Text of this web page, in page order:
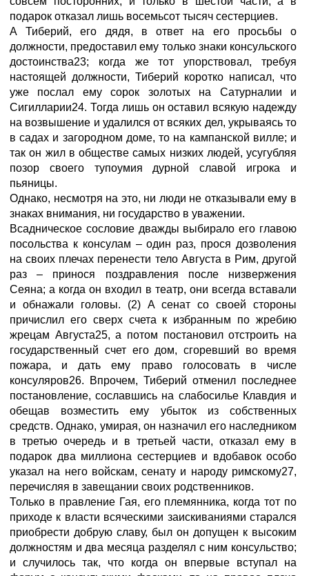
подарок отказал лишь восемьсот тысяч сестерциев.
А Тиберий, его дядя, в ответ на его просьбы о
должности, предоставил ему только знаки консульского
достоинства23; когда же тот упорствовал, требуя
настоящей должности, Тиберий коротко написал, что
уже послал ему сорок золотых на Сатурналии и
Сигилларии24. Тогда лишь он оставил всякую надежду
на возвышение и удалился от всяких дел, укрываясь то
в садах и загородном доме, то на кампанской вилле; и
так он жил в обществе самых низких людей, усугубляя
позор своего тупоумия дурной славой игрока и
пьяницы.
Однако, несмотря на это, ни люди не отказывали ему в
знаках внимания, ни государство в уважении.
Всадническое сословие дважды выбирало его главою
посольства к консулам – один раз, прося дозволения
на своих плечах перенести тело Августа в Рим, другой
раз – принося поздравления после низвержения
Сеяна; а когда он входил в театр, они всегда вставали
и обнажали головы. (2) А сенат со своей стороны
причислил его сверх счета к избранным по жребию
жрецам Августа25, а потом постановил отстроить на
государственный счет его дом, сгоревший во время
пожара, и дать ему право голосовать в числе
консуляров26. Впрочем, Тиберий отменил последнее
постановление, сославшись на слабосилье Клавдия и
обещав возместить ему убыток из собственных
средств. Однако, умирая, он назначил его наследником
в третью очередь и в третьей части, отказал ему в
подарок два миллиона сестерциев и вдобавок особо
указал на него войскам, сенату и народу римскому27,
перечисляя в завещании своих родственников.
Только в правление Гая, его племянника, когда тот по
приходе к власти всяческими заискиваниями старался
приобрести добрую славу, был он допущен к высоким
должностям и два месяца разделял с ним консульство;
и случилось так, что когда он впервые вступал на